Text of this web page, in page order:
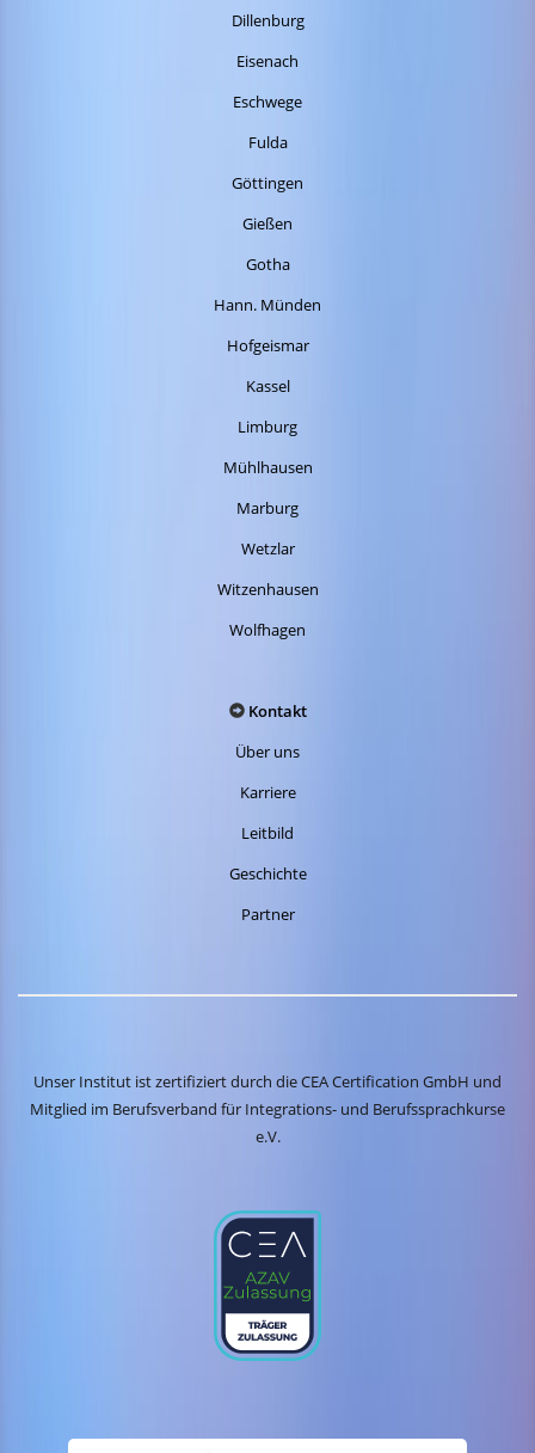
Dillenburg
Eisenach
Eschwege
Fulda
Göttingen
Gießen
Gotha
Hann. Münden
Hofgeismar
Kassel
Limburg
Mühlhausen
Marburg
Wetzlar
Witzenhausen
Wolfhagen
Kontakt
Über uns
Karriere
Leitbild
Geschichte
Partner
Unser Institut ist zertifiziert durch die CEA Certification GmbH und
Mitglied im Berufsverband für Integrations- und Berufssprachkurse
e.V.